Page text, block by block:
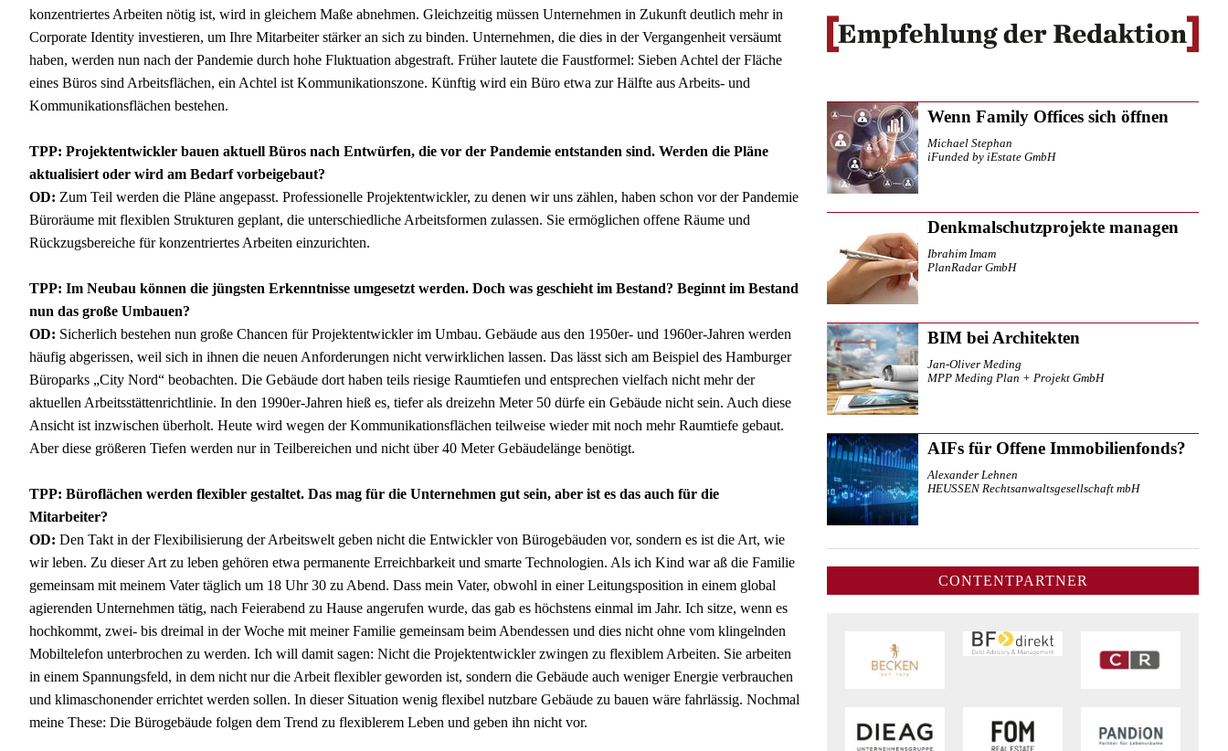
konzentriertes Arbeiten nötig ist, wird in gleichem Maße abnehmen. Gleichzeitig müssen Unternehmen in Zukunft deutlich mehr in
Corporate Identity investieren, um Ihre Mitarbeiter stärker an sich zu binden. Unternehmen, die dies in der Vergangenheit versäumt
haben, werden nun nach der Pandemie durch hohe Fluktuation abgestraft. Früher lautete die Faustformel: Sieben Achtel der Fläche
eines Büros sind Arbeitsflächen, ein Achtel ist Kommunikationszone. Künftig wird ein Büro etwa zur Hälfte aus Arbeits- und
Kommunikationsflächen bestehen.
TPP: Projektentwickler bauen aktuell Büros nach Entwürfen, die vor der Pandemie entstanden sind. Werden die Pläne
aktualisiert oder wird am Bedarf vorbeigebaut?
OD: Zum Teil werden die Pläne angepasst. Professionelle Projektentwickler, zu denen wir uns zählen, haben schon vor der Pandemie
Büroräume mit flexiblen Strukturen geplant, die unterschiedliche Arbeitsformen zulassen. Sie ermöglichen offene Räume und
Rückzugsbereiche für konzentriertes Arbeiten einzurichten.
TPP: Im Neubau können die jüngsten Erkenntnisse umgesetzt werden. Doch was geschieht im Bestand? Beginnt im Bestand
nun das große Umbauen?
OD: Sicherlich bestehen nun große Chancen für Projektentwickler im Umbau. Gebäude aus den 1950er- und 1960er-Jahren werden
häufig abgerissen, weil sich in ihnen die neuen Anforderungen nicht verwirklichen lassen. Das lässt sich am Beispiel des Hamburger
Büroparks „City Nord“ beobachten. Die Gebäude dort haben teils riesige Raumtiefen und entsprechen vielfach nicht mehr der
aktuellen Arbeitsstättenrichtlinie. In den 1990er-Jahren hieß es, tiefer als dreizehn Meter 50 dürfe ein Gebäude nicht sein. Auch diese
Ansicht ist inzwischen überholt. Heute wird wegen der Kommunikationsflächen teilweise wieder mit noch mehr Raumtiefe gebaut.
Aber diese größeren Tiefen werden nur in Teilbereichen und nicht über 40 Meter Gebäudelänge benötigt.
TPP: Büroflächen werden flexibler gestaltet. Das mag für die Unternehmen gut sein, aber ist es das auch für die
Mitarbeiter?
OD: Den Takt in der Flexibilisierung der Arbeitswelt geben nicht die Entwickler von Bürogebäuden vor, sondern es ist die Art, wie
wir leben. Zu dieser Art zu leben gehören etwa permanente Erreichbarkeit und smarte Technologien. Als ich Kind war aß die Familie
gemeinsam mit meinem Vater täglich um 18 Uhr 30 zu Abend. Dass mein Vater, obwohl in einer Leitungsposition in einem global
agierenden Unternehmen tätig, nach Feierabend zu Hause angerufen wurde, das gab es höchstens einmal im Jahr. Ich sitze, wenn es
hochkommt, zwei- bis dreimal in der Woche mit meiner Familie gemeinsam beim Abendessen und dies nicht ohne vom klingelnden
Mobiltelefon unterbrochen zu werden. Ich will damit sagen: Nicht die Projektentwickler zwingen zu flexiblem Arbeiten. Sie arbeiten
in einem Spannungsfeld, in dem nicht nur die Arbeit flexibler geworden ist, sondern die Gebäude auch weniger Energie verbrauchen
und klimaschonender errichtet werden sollen. In dieser Situation wenig flexibel nutzbare Gebäude zu bauen wäre fahrlässig. Nochmal
meine These: Die Bürogebäude folgen dem Trend zu flexiblerem Leben und geben ihn nicht vor.
Wenn Family Offices sich öffnen
Michael Stephan
iFunded by iEstate GmbH
Denkmalschutzprojekte managen
Ibrahim Imam
PlanRadar GmbH
BIM bei Architekten
Jan-Oliver Meding
MPP Meding Plan + Projekt GmbH
AIFs für Offene Immobilienfonds?
Alexander Lehnen
HEUSSEN Rechtsanwaltsgesellschaft mbH
CONTENTPARTNER